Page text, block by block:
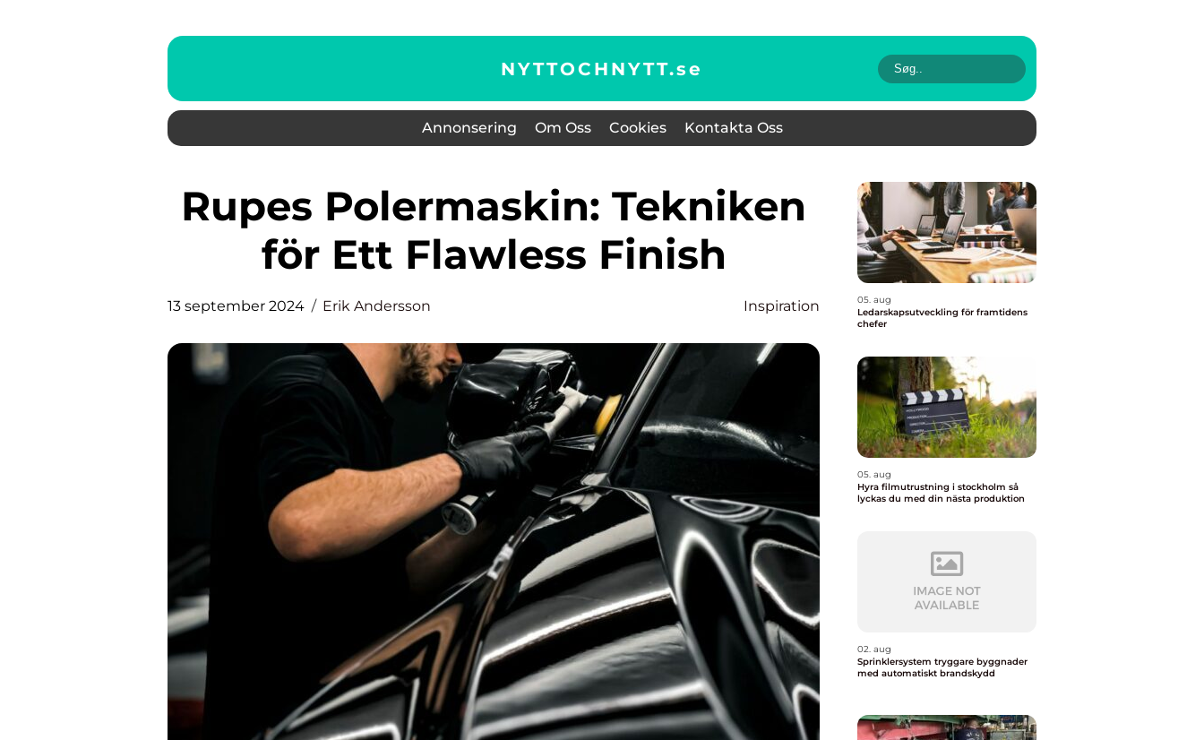
NYTTOCHNYTT.se
Annonsering Om Oss Cookies Kontakta Oss
Rupes Polermaskin: Tekniken
för Ett Flawless Finish
13 september 2024 Erik Andersson Inspiration
05. aug
Ledarskapsutveckling för framtidens
chefer
05. aug
Hyra filmutrustning i stockholm så
lyckas du med din nästa produktion
02. aug
Sprinklersystem tryggare byggnader
med automatiskt brandskydd